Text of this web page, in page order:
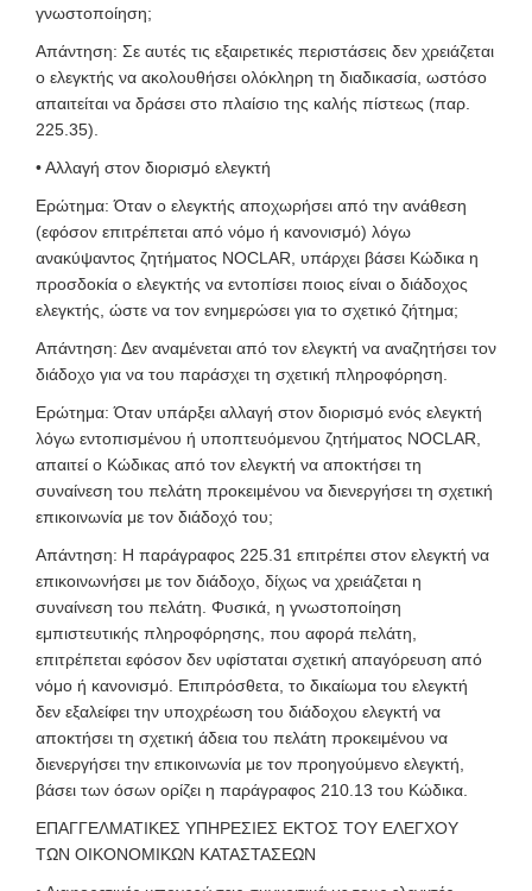
γνωστοποίηση;
Απάντηση: Σε αυτές τις εξαιρετικές περιστάσεις δεν χρειάζεται
ο ελεγκτής να ακολουθήσει ολόκληρη τη διαδικασία, ωστόσο
απαιτείται να δράσει στο πλαίσιο της καλής πίστεως (παρ.
225.35).
• Αλλαγή στον διορισμό ελεγκτή
Ερώτημα: Όταν ο ελεγκτής αποχωρήσει από την ανάθεση
(εφόσον επιτρέπεται από νόμο ή κανονισμό) λόγω
ανακύψαντος ζητήματος NOCLAR, υπάρχει βάσει Κώδικα η
προσδοκία ο ελεγκτής να εντοπίσει ποιος είναι ο διάδοχος
ελεγκτής, ώστε να τον ενημερώσει για το σχετικό ζήτημα;
Απάντηση: Δεν αναμένεται από τον ελεγκτή να αναζητήσει τον
διάδοχο για να του παράσχει τη σχετική πληροφόρηση.
Ερώτημα: Όταν υπάρξει αλλαγή στον διορισμό ενός ελεγκτή
λόγω εντοπισμένου ή υποπτευόμενου ζητήματος NOCLAR,
απαιτεί ο Κώδικας από τον ελεγκτή να αποκτήσει τη
συναίνεση του πελάτη προκειμένου να διενεργήσει τη σχετική
επικοινωνία με τον διάδοχό του;
Απάντηση: Η παράγραφος 225.31 επιτρέπει στον ελεγκτή να
επικοινωνήσει με τον διάδοχο, δίχως να χρειάζεται η
συναίνεση του πελάτη. Φυσικά, η γνωστοποίηση
εμπιστευτικής πληροφόρησης, που αφορά πελάτη,
επιτρέπεται εφόσον δεν υφίσταται σχετική απαγόρευση από
νόμο ή κανονισμό. Επιπρόσθετα, το δικαίωμα του ελεγκτή
δεν εξαλείφει την υποχρέωση του διάδοχου ελεγκτή να
αποκτήσει τη σχετική άδεια του πελάτη προκειμένου να
διενεργήσει την επικοινωνία με τον προηγούμενο ελεγκτή,
βάσει των όσων ορίζει η παράγραφος 210.13 του Κώδικα.
ΕΠΑΓΓΕΛΜΑΤΙΚΕΣ ΥΠΗΡΕΣΙΕΣ ΕΚΤΟΣ ΤΟΥ ΕΛΕΓΧΟΥ
ΤΩΝ ΟΙΚΟΝΟΜΙΚΩΝ ΚΑΤΑΣΤΑΣΕΩΝ